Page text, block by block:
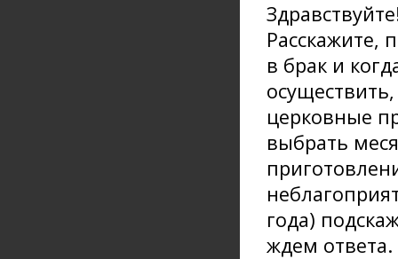
Расскажите,
в брак и
церковные
выбрать
года)
ждем